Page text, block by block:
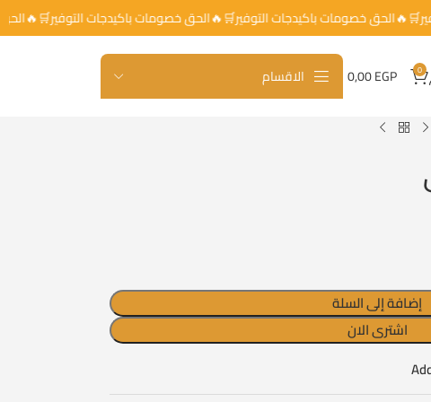
خصومات باكيدجات التوفير🛒🔥الحق خصومات باكيدجات
0
0,00EGP الاقسام
إضافة إلى السلة
اشترى الان